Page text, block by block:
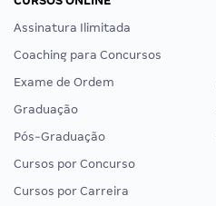
Assinatura Ilimitada
Coaching para Concursos
Exame de Ordem
Graduação
Pós-Graduação
Cursos por Concurso
Cursos por Carreira